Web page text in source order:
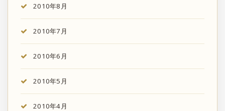
2010年8月
2010年7月
2010年6月
2010年5月
2010年4月